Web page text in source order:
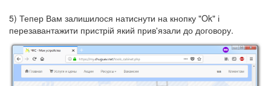
5) Тепер Вам залишилося натиснути на кнопку "Ok" і
перезавантажити пристрій який прив'язали до договору.